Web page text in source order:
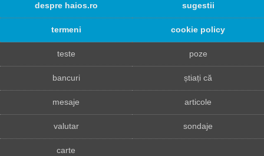
despre haios.ro sugestii
termeni cookie policy
teste poze
bancuri știați că
mesaje articole
valutar sondaje
carte